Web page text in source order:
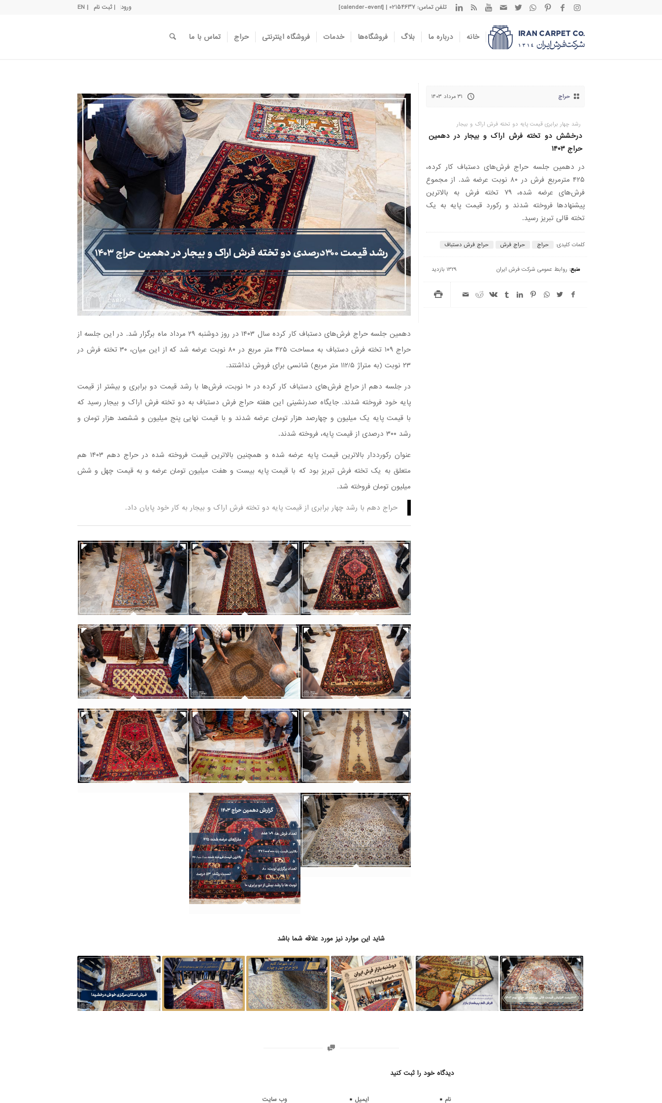
ورود | ثبت نام | EN تلفن تماس: 02154637 | [calender-event]
خانه درباره ما بلاگ فروشگاه‌ها خدمات فروشگاه اینترنتی حراج تماس با ما
حراج ۳۱ مرداد ۱۴۰۳
رشد چهار برابری قیمت پایه دو تخته فرش اراک و بیجار
درخشش دو تخته فرش اراک و بیجار در دهمین
حراج ۱۴۰۳
در دهمین جلسه حراج فرش‌های دستباف کار کرده،
۴۲۵ مترمربع فرش در ۸۰ نوبت عرضه شد. از مجموع
فرش‌های عرضه شده، ۷۹ تخته فرش به بالاترین
پیشنهادها فروخته شدند و رکورد قیمت پایه به یک
تخته قالی تبریز رسید.
کلمات کلیدی: حراج حراج فرش حراج فرش دستباف
منبع: روابط عمومی شرکت فرش ایران 1329 بازدید
دهمین جلسه حراج فرش‌های دستباف کار کرده سال ۱۴۰۳ در روز دوشنبه ۲۹ مرداد ماه برگزار شد. در این جلسه از
حراج ۱۰۹ تخته فرش دستباف به مساحت ۴۲۵ متر مربع در ۸۰ نوبت عرضه شد که از این میان، ۳۰ تخته فرش در
۲۳ نوبت (به متراژ ۱۱۲/۵ متر مربع) شانسی برای فروش نداشتند.
در جلسه دهم از حراج فرش‌های دستباف کار کرده در ۱۰ نوبت، فرش‌ها با رشد قیمت دو برابری و بیشتر از قیمت
پایه خود فروخته شدند. جایگاه صدرنشینی این هفته حراج فرش دستباف به دو تخته فرش اراک و بیجار رسید که
با قیمت پایه یک میلیون و چهارصد هزار تومان عرضه شدند و با قیمت نهایی پنج میلیون و ششصد هزار تومان و
رشد ۳۰۰ درصدی از قیمت پایه، فروخته شدند.
عنوان رکورددار بالاترین قیمت پایه عرضه شده و همچنین بالاترین قیمت فروخته شده در حراج دهم ۱۴۰۳ هم
متعلق به یک تخته فرش تبریز بود که با قیمت پایه بیست و هفت میلیون تومان عرضه و به قیمت چهل و شش
میلیون تومان فروخته شد.
حراج دهم با رشد چهار برابری از قیمت پایه دو تخته فرش اراک و بیجار به کار خود پایان داد.
شاید این موارد نیز مورد علاقه شما باشد
دیدگاه خود را ثبت کنید
نام * ایمیل * وب‌ سایت